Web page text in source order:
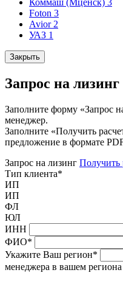
Коммаш (Мценск) 3
Foton 3
Avior 2
УАЗ 1
Закрыть
Запрос на лизинг
Заполните форму «Запрос
менеджер.
Заполните «Получить
предложение в формате
Запрос на лизинг Получить
Тип клиента*
ИП
ИП
ФЛ
ЮЛ
ИНН
ФИО*
Укажите Ваш регион*
менеджера в вашем региона